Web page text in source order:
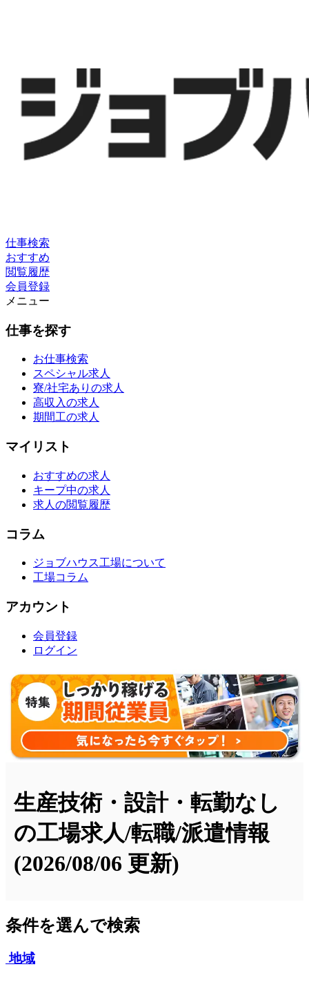
仕事検索
おすすめ
閲覧履歴
会員登録
メニュー
仕事を探す
お仕事検索
スペシャル求人
寮/社宅ありの求人
高収入の求人
期間工の求人
マイリスト
おすすめの求人
キープ中の求人
求人の閲覧履歴
コラム
ジョブハウス工場について
工場コラム
アカウント
会員登録
ログイン
生産技術・設計・転勤なし
の工場求人/転職/派遣情報
(2026/08/06 更新)
条件を選んで検索
地域